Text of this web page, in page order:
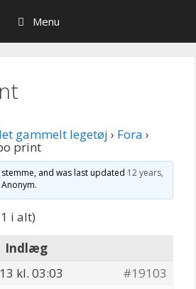
Menu
gammelt legetøj › Fora ›
print
and was last updated 12 years,
Anonym.
i alt)
Indlæg
kl. 03:03
#19103